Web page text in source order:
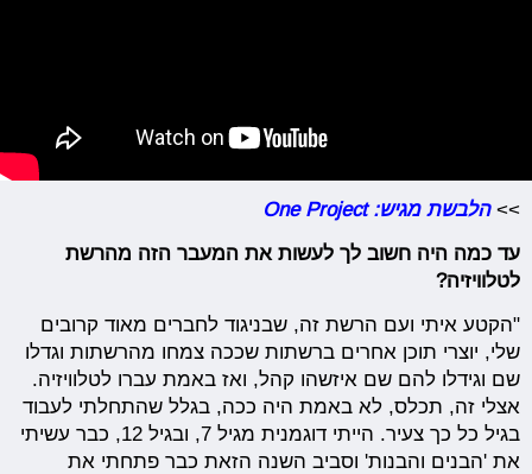
>>הלבשת מגיש: One Project
עד כמה היה חשוב לך לעשות את המעבר הזה מהרשת
לטלוויזיה?
"הקטע איתי ועם הרשת זה, שבניגוד לחברים מאוד קרובים
שלי, יוצרי תוכן אחרים ברשתות שככה צמחו מהרשתות וגדלו
שם וגידלו להם שם איזשהו קהל, ואז באמת עברו לטלוויזיה.
אצלי זה, תכלס, לא באמת היה ככה, בגלל שהתחלתי לעבוד
בגיל כל כך צעיר. הייתי דוגמנית מגיל 7, ובגיל 12, כבר עשיתי
את 'הבנים והבנות' וסביב השנה הזאת כבר פתחתי את